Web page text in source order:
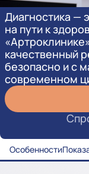
Диагностика —
на пути к
качественный
безопасно и с
современном
Особенности